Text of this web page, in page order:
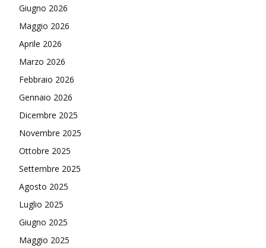
Giugno 2026
Maggio 2026
Aprile 2026
Marzo 2026
Febbraio 2026
Gennaio 2026
Dicembre 2025
Novembre 2025
Ottobre 2025
Settembre 2025
Agosto 2025
Luglio 2025
Giugno 2025
Maggio 2025